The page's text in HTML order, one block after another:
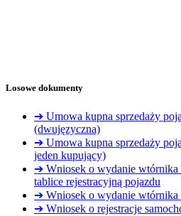
Losowe dokumenty
➔ Umowa kupna sprzedaży
(dwujęzyczna)
➔ Umowa kupna sprzedaży
jeden kupujący)
➔ Wniosek o wydanie wtórnika
tablice rejestracyjną pojazdu
➔ Wniosek o wydanie wtórnika
➔ Wniosek o rejestracje